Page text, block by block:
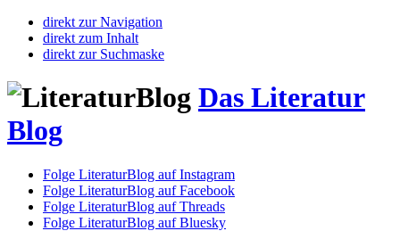
direkt zur Navigation
direkt zum Inhalt
direkt zur Suchmaske
Das Literatur
Blog
Folge LiteraturBlog auf Instagram
Folge LiteraturBlog auf Facebook
Folge LiteraturBlog auf Threads
Folge LiteraturBlog auf Bluesky